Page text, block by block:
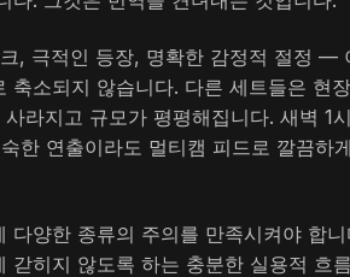
, 극적인 등장, 명확한 감정적 절정 —
소되지 않습니다. 다른 세트들은 현
라지고 규모가 평평해집니다. 새벽 1
한 연출이라도 멀티캠 피드로 깔끔하
양한 종류의 주의를 만족시켜야 합니
히지 않도록 하는 충분한 실용적 흐